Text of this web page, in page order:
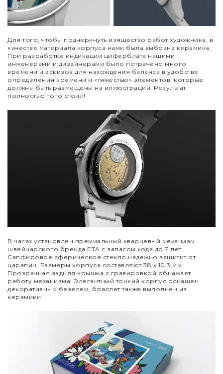
Для того, чтобы подчеркнуть изящество работ художника, в
качестве материала корпуса нами была выбрана керамика.
При разработке индикации циферблата нашими
инженерами и дизайнерами было потрачено много
времени и эскизов для нахождения баланса в удобстве
определения времени и «тяжестью» элементов, которые
должны быть размещены на иллюстрации. Результат
полностью того стоил!
В часах установлен премиальный кварцевый механизм
швейцарского бренда ETA с запасом хода до 7 лет.
Сапфировое сферическое стекло надежно защитит от
царапин. Размеры корпуса составляют 38 х 10,3 мм.
Прозрачная задняя крышка с гравировкой обнажает
работу механизма. Элегантный тонкий корпус оснащен
декоративным безелем, браслет также выполнен из
керамики.